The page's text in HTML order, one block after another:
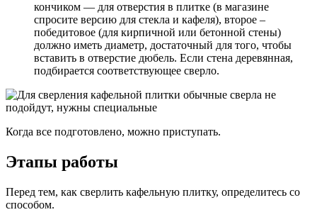
кончиком — для отверстия в плитке (в магазине
спросите версию для стекла и кафеля), второе –
победитовое (для кирпичной или бетонной стены)
должно иметь диаметр, достаточный для того, чтобы
вставить в отверстие дюбель. Если стена деревянная,
подбирается соответствующее сверло.
Когда все подготовлено, можно приступать.
Этапы работы
Перед тем, как сверлить кафельную плитку, определитесь со
способом.